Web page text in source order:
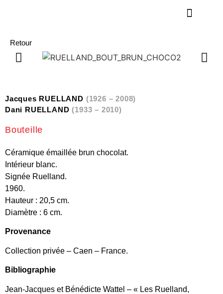
Retour
Jacques RUELLAND (1926 – 2008)
Dani RUELLAND (1933 – 2010)
Bouteille
Céramique émaillée brun chocolat.
Intérieur blanc.
Signée Ruelland.
1960.
Hauteur : 20,5 cm.
Diamètre : 6 cm.
Provenance
Collection privée – Caen – France.
Bibliographie
Jean-Jacques et Bénédicte Wattel – « Les Ruelland,